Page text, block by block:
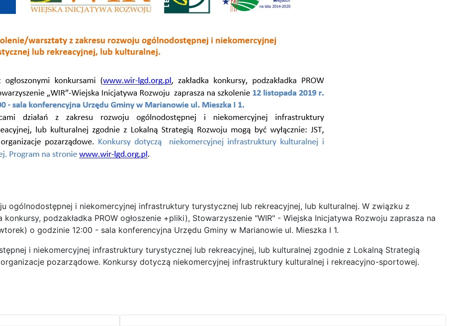
ogólnodostępnej i niekomercyjnej infrastruktury turystycznej lub rekreacyjnej, lub kulturalnej. W związku z
podzakładka PROW ogłoszenie +pliki), Stowarzyszenie "WIR" - Wiejska Inicjatywa Rozwoju zaprasza na
o godzinie 12:00 - sala konferencyjna Urzędu Gminy w Marianowie ul. Mieszka I 1.
i niekomercyjnej infrastruktury turystycznej lub rekreacyjnej, lub kulturalnej zgodnie z Lokalną Strategią
pozarządowe. Konkursy dotyczą niekomercyjnej infrastruktury kulturalnej i rekreacyjno-sportowej.